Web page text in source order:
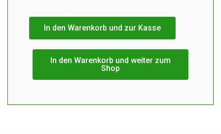
In den Warenkorb und zur Kasse
In den Warenkorb und weiter zum
Shop